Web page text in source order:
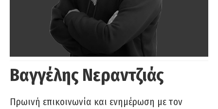
Βαγγέλης Νεραντζιάς
Πρωινή επικοινωνία και ενημέρωση με τον